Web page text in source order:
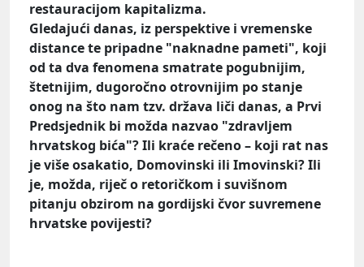
restauracijom kapitalizma.
Gledajući danas, iz perspektive i vremenske
distance te pripadne "naknadne pameti", koji
od ta dva fenomena smatrate pogubnijim,
štetnijim, dugoročno otrovnijim po stanje
onog na što nam tzv. država liči danas, a Prvi
Predsjednik bi možda nazvao "zdravljem
hrvatskog bića"? Ili kraće rečeno – koji rat nas
je više osakatio, Domovinski ili Imovinski? Ili
je, možda, riječ o retoričkom i suvišnom
pitanju obzirom na gordijski čvor suvremene
hrvatske povijesti?